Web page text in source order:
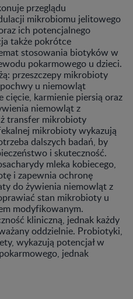
przeglądu
mikrobiomu jelitowego
ich potencjalnego
także pokrótce
stosowania biotyków w
pokarmowego u dzieci.
przeszczepy mikrobioty
u niemowląt
cięcie, karmienie piersią oraz
niemowląt z
transfer mikrobioty
mikrobioty wykazują
dalszych badań, by
i skuteczność.
mleka kobiecego,
i zapewnia ochronę
do żywienia niemowląt z
stan mikrobioty u
modyfikowanym.
kliniczną, jednak każdy
oddzielnie. Probiotyki,
wykazują potencjał w
jednak